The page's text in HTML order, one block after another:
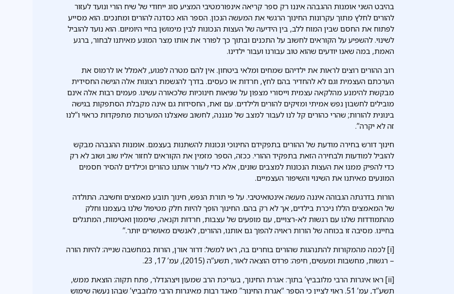
בהיבט השני אומנות ההגבהה איננו רק ספר קריאה אינפורמטיבי המציע סוג ייחודי של שיח הורי ונועד לעזור
להורים לחלץ מתוך עקרונות החינוך הרגשי את המעשה הנכון. הספר הוא כסדנה להורים ומחנכים. הוא מסייע
לפתוח את החסם שבין המוח ללב, בין הידיעה של העצות הנכונות לבין מימושן בחיי היומיום. הוא נועד להוביל
לשינוי. להשפיע על הקוראים לחשוב על התכנים ובתוך כך לפורר את אותו מֵצר המונע מאיתנו לבחור, ברגע
האמת, במה שאנו יודעים שהוא טוב עבורנו ועבור ילדינו.
רוב ההורים רוצים לראות את ילדיהם שמחים ומלאי ביטחון. אין להם מטרה לפגוע, לאמלל או לרמוס את
הערכתם העצמית וגם לא להחדיר בהם לחץ, חרדות או כעסים. בדרך להגשמת רצונות אלה הגישה החסידית
מבקשת להימנע מהלקאה עצמית וייסורי מצפון על שגיאות חינוכיות שלכאורה עשינו. פעמים רבות אלה אינם
מובילים לחשבון נפש אמיתי ומזיקים להורים ולילדים. עם זאת, החסידות גם אינה מקבלת הסתפקות בגישה
בינונית להורות; שהרי כהורים קל לנו לעבור למצב של מגננה, לחשוב שאצלנו המערכות מתפקדות כראוי ו”לנו
זה לא יקרה”.
חינוך דורש בחירה מודעת של ההורים בתפקידם החינוכי ונכונות להשתנות בעצמם. אומנות ההגבהה מבקש
להוביל למודעות ולבחירה הזאת בתפקיד ההורי. ככזה, הספר מזמין את הקוראים לחזור אליו שוב ושוב לא רק
כדי להפיק ממנו את העצות הנכונות למצבים שונים, אלא כדי לעורר אותנו כהורים וכילדים להסיר חסמים
המונעים מאיתנו את השינוי והשיפור העצמיים.
הורות בדרגתה הגבוהה איננה מעשה אינטואיטיבי. על פי תורת הנפש, חינוך תובע מאמצים וחשיבה. התולדה
של המאמצים הללו ניכרת בילדים, אך לא רק בהם. החינוך הופך להיות חלק מטיפול שלנו בעצמנו וחלק
מהתמודדות שלנו עם רגשות לא-רצויים, עם מופעים של עצבות, חרדות וקנאה, שיממון ואטימות, המתגלים
בחיינו. מסיבה זו בכוחה של הורות ראויה להפוך גם אותנו, ההורים, לאנשים מאושרים יותר.”
[i] לכמה מהמקורות להתנהגות שהורים בוחרים בה, ראו למשל: דרור אורן, הורות במחשבה שנייה: להיות הורה
– רגשות, מחשבות ומעשים, חיפה: פרדס הוצאה לאור, תשע”ה (2015), עמ’ 17, 23.
[ii] ראו איגרות הרבי מלובביץ’ בתוך: אגרת החינוך, בעריכת הרב שמעון ויצהנדלר, פתח תקוה: הוצאת ממש,
תשע”ד, עמ’ 51. ראוי לציין כי הספר “אגרת החינוך” מאגד רבות מאיגרות הרבי מלובביץ’ שבהן נעשה שימוש